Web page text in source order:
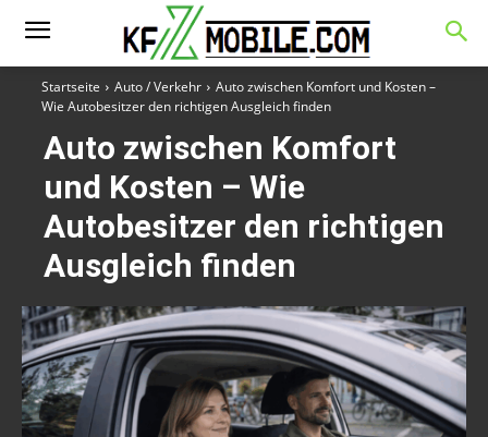
Startseite Auto / Verkehr
Auto zwischen Komfort und Kosten –
Wie Autobesitzer den richtigen Ausgleich finden
Auto zwischen Komfort
und Kosten – Wie
Autobesitzer den richtigen
Ausgleich finden